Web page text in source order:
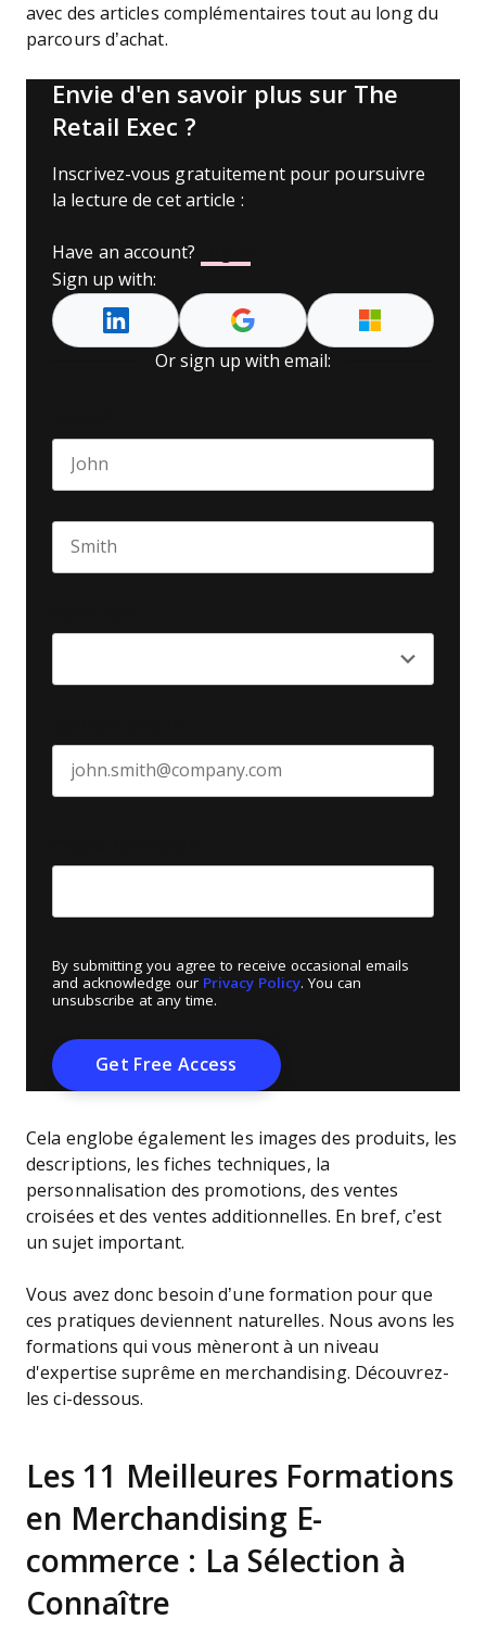
avec des articles complémentaires tout au long du
parcours d’achat.
Envie d'en savoir plus sur The
Retail Exec ?
Inscrivez-vous gratuitement pour poursuivre
la lecture de cet article :
Have an account?
Sign up with:
Or sign up with email:
By submitting you agree to receive occasional emails
and acknowledge our Privacy Policy. You can
unsubscribe at any time.
Cela englobe également les images des produits, les
descriptions, les fiches techniques, la
personnalisation des promotions, des ventes
croisées et des ventes additionnelles. En bref, c’est
un sujet important.
Vous avez donc besoin d’une formation pour que
ces pratiques deviennent naturelles. Nous avons les
formations qui vous mèneront à un niveau
d'expertise suprême en merchandising. Découvrez-
les ci-dessous.
Les 11 Meilleures Formations
en Merchandising E-
commerce : La Sélection à
Connaître